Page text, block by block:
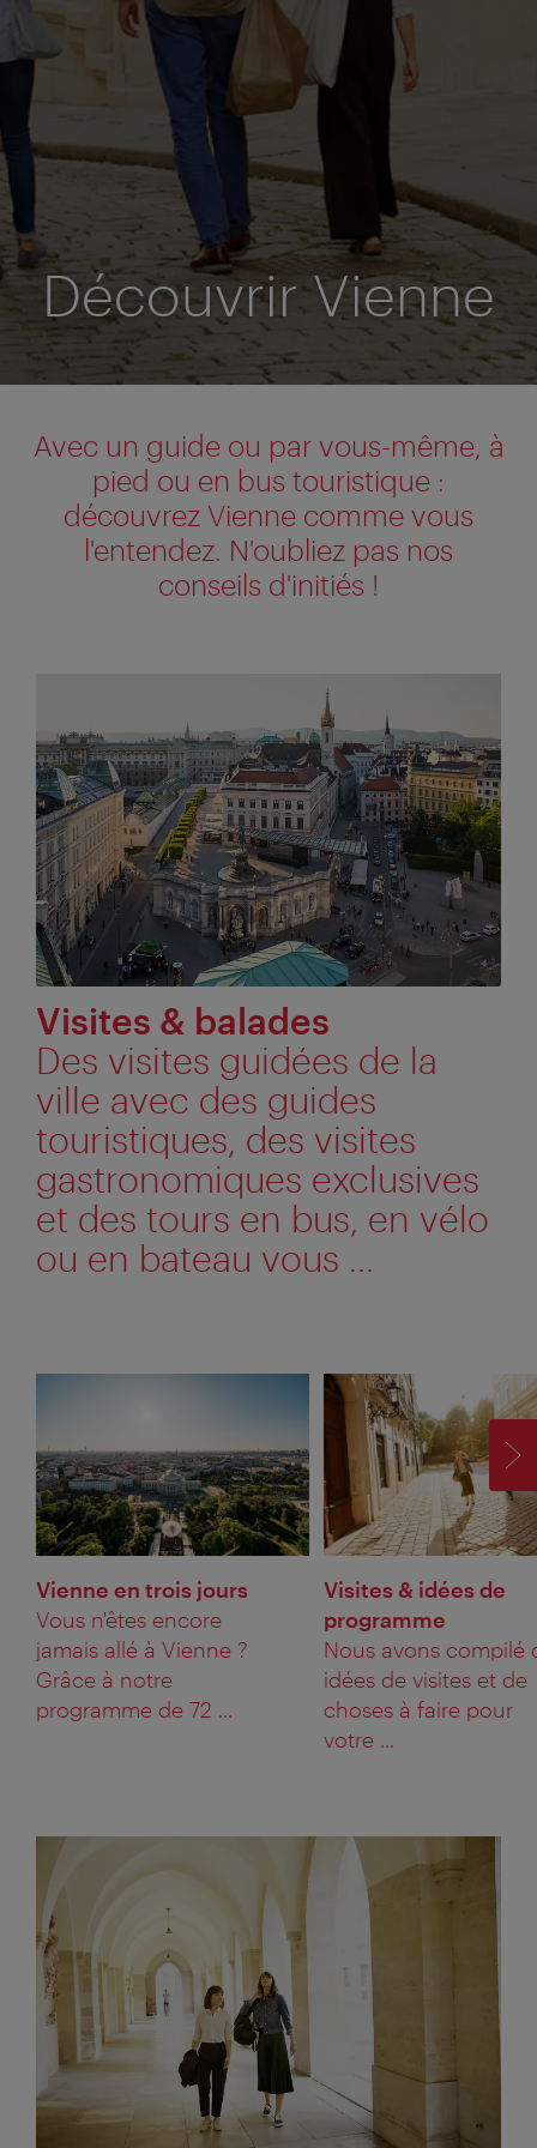
Découvrir Vienne
Avec un guide ou par vous-même, à
pied ou en bus touristique :
découvrez Vienne comme vous
l'entendez. N'oubliez pas nos
conseils d'initiés !
Visites & balades
Des visites guidées de la
ville avec des guides
touristiques, des visites
gastronomiques exclusives
et des tours en bus, en vélo
ou en bateau vous ...
Vienne en trois jours
Vous n'êtes encore
jamais allé à Vienne ?
Grâce à notre
programme de 72 ...
Visites & idées de
programme
Nous avons compilé
idées de visites et de
choses à faire pour
votre ...